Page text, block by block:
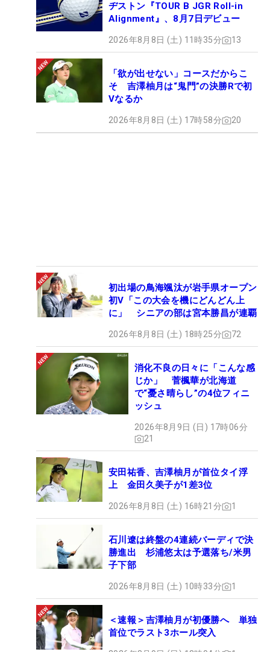
ヂストン『TOUR B JGR Roll-in
Alignment』、8月7日デビュー
2026年8月8日 (土) 11時35分 13
「欲が出せない」コースだからこ
そ 吉澤柚月は“鬼門”の決勝Rで初
Vなるか
2026年8月8日 (土) 17時58分 20
初出場の鳥海颯汰が岩手県オープン
初V「この大会を機にどんどん上
に」 シニアの部は宮本勝昌が連覇
2026年8月8日 (土) 18時25分 72
消化不良の日々に「こんな感
じか」 菅楓華が北海道
で“憂さ晴らし”の4位フィニ
ッシュ
2026年8月9日 (日) 17時06分
21
安田祐香、吉澤柚月が首位タイ浮
上 金田久美子が1差3位
2026年8月8日 (土) 16時21分 1
石川遼は終盤の4連続バーディで決
勝進出 杉浦悠太は予選落ち/米男
子下部
2026年8月8日 (土) 10時33分 1
＜速報＞吉澤柚月が初優勝へ 単独
首位でラスト3ホール突入